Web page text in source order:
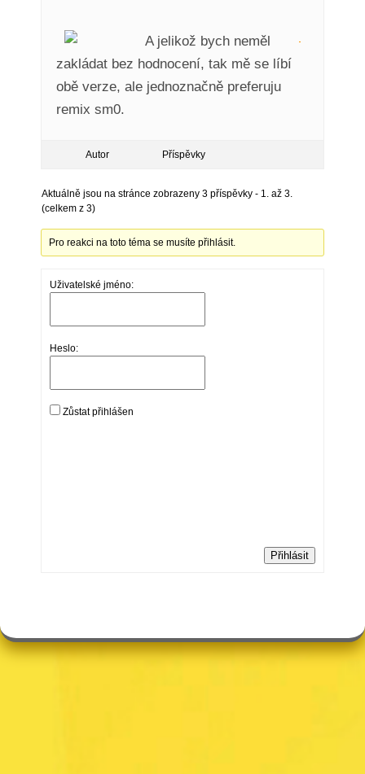
A jelikož bych neměl
zakládat bez hodnocení, tak mě se líbí
obě verze, ale jednoznačně preferuju
remix sm0.
Autor Příspěvky
Aktuálně jsou na stránce zobrazeny 3 příspěvky - 1. až 3.
(celkem z 3)
Pro reakci na toto téma se musíte přihlásit.
Uživatelské jméno:
Heslo:
Zůstat přihlášen
Přihlásit